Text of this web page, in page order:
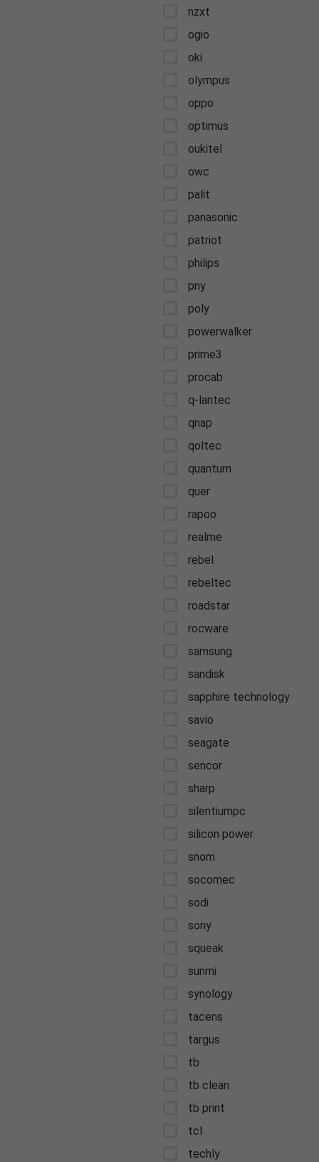
nzxt
ogio
oki
olympus
oppo
optimus
oukitel
owc
palit
panasonic
patriot
philips
pny
poly
powerwalker
prime3
procab
q-lantec
qnap
qoltec
quantum
quer
rapoo
realme
rebel
rebeltec
roadstar
rocware
samsung
sandisk
sapphire technology
savio
seagate
sencor
sharp
silentiumpc
silicon power
snom
socomec
sodi
sony
squeak
sunmi
synology
tacens
targus
tb
tb clean
tb print
tcl
techly